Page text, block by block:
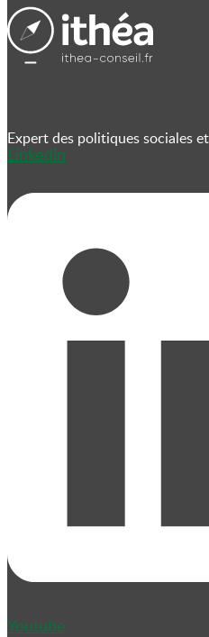
Expert des politiques sociales
Linkedin
Youtube